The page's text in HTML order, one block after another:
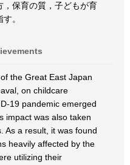
保育の質，子どもが育
。
the Great East Japan
on childcare
19 pandemic emerged
impact was also taken
As a result, it was found
heavily affected by the
utilizing their